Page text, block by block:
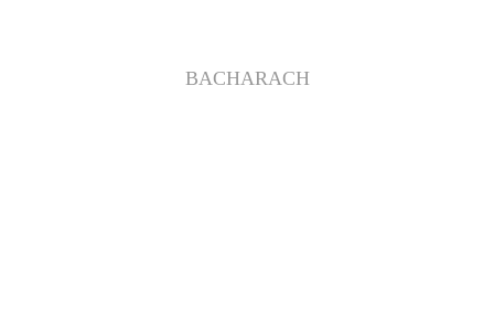
BACHARACH